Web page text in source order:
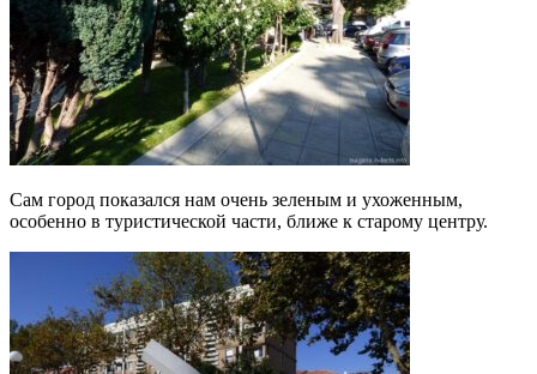
Сам город показался нам очень зеленым и ухоженным,
особенно в туристической части, ближе к старому центру.